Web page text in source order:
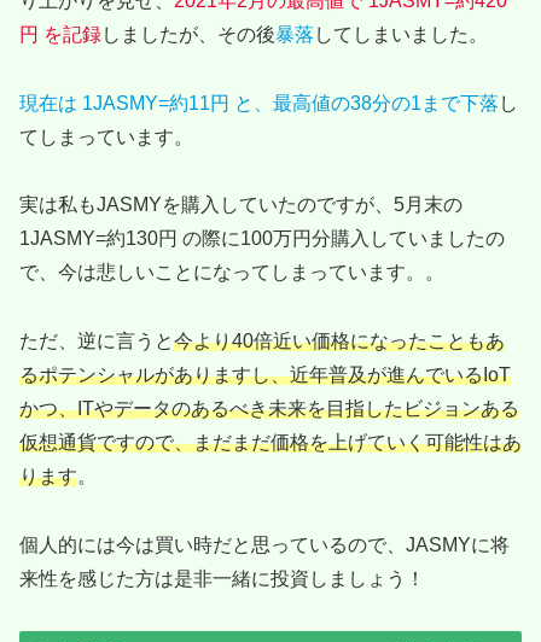
円 を記録しましたが、その後暴落 してしまいました。
現在は 1JASMY=約11円 と、 最高値の38分の1まで下落 し
てしまっています。
実は私もJASMYを購入していたのですが、5月末の
1JASMY=約130円 の際に100万円分購入していましたの
で、今は悲しいことになってしまっています。。
ただ、逆に言うと今より40倍近い価格になったこともあ
るポテンシャルがありますし、近年普及が進んでいるIoT
かつ、ITやデータのあるべき未来を目指したビジョンある
仮想通貨ですので、まだまだ価格を上げていく可能性はあ
ります。
個人的には今は買い時だと思っているので、JASMYに将
来性を感じた方は是非一緒に投資しましょう！